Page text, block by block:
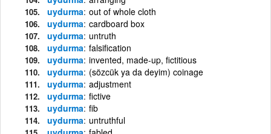
uydurma out of whole cloth
uydurma cardboard box
uydurma untruth
uydurma falsification
uydurma invented, made-up, fictitious
uydurma (sözcük ya da deyim) coinage
uydurma adjustment
uydurma fictive
uydurma fib
uydurma untruthful